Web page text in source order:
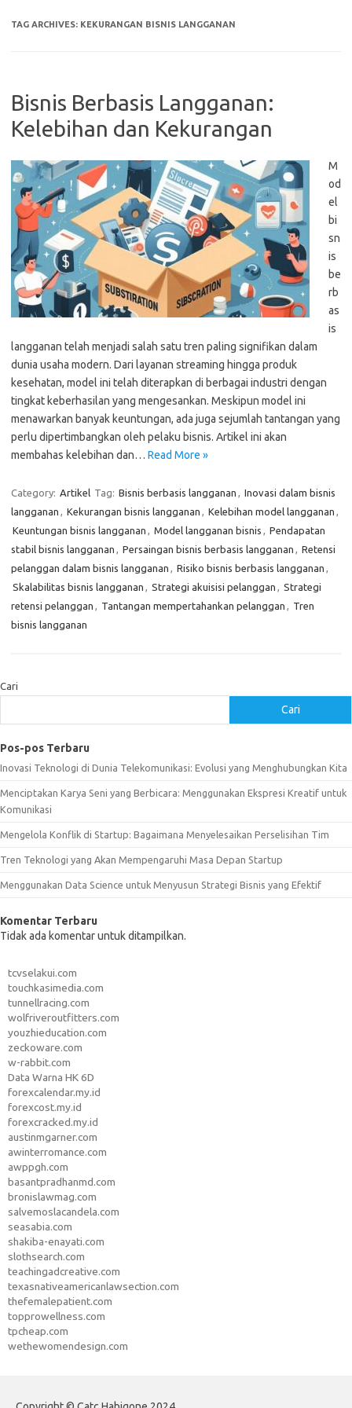
TAG ARCHIVES: KEKURANGAN BISNIS LANGGANAN
Bisnis Berbasis Langganan:
Kelebihan dan Kekurangan
M
od
el
bi
sn
is
be
rb
as
is
langganan telah menjadi salah satu tren paling signifikan dalam
dunia usaha modern. Dari layanan streaming hingga produk
kesehatan, model ini telah diterapkan di berbagai industri dengan
tingkat keberhasilan yang mengesankan. Meskipun model ini
menawarkan banyak keuntungan, ada juga sejumlah tantangan yang
perlu dipertimbangkan oleh pelaku bisnis. Artikel ini akan
membahas kelebihan dan… Read More »
Category: Artikel Tag: Bisnis berbasis langganan , Inovasi dalam bisnis
langganan , Kekurangan bisnis langganan , Kelebihan model langganan ,
Keuntungan bisnis langganan , Model langganan bisnis , Pendapatan
stabil bisnis langganan , Persaingan bisnis berbasis langganan , Retensi
pelanggan dalam bisnis langganan , Risiko bisnis berbasis langganan ,
Skalabilitas bisnis langganan , Strategi akuisisi pelanggan , Strategi
retensi pelanggan , Tantangan mempertahankan pelanggan , Tren
bisnis langganan
Cari
Cari
Pos-pos Terbaru
Inovasi Teknologi di Dunia Telekomunikasi: Evolusi yang Menghubungkan Kita
Menciptakan Karya Seni yang Berbicara: Menggunakan Ekspresi Kreatif untuk
Komunikasi
Mengelola Konflik di Startup: Bagaimana Menyelesaikan Perselisihan Tim
Tren Teknologi yang Akan Mempengaruhi Masa Depan Startup
Menggunakan Data Science untuk Menyusun Strategi Bisnis yang Efektif
Komentar Terbaru
Tidak ada komentar untuk ditampilkan.
tcvselakui.com
touchkasimedia.com
tunnellracing.com
wolfriveroutfitters.com
youzhieducation.com
zeckoware.com
w-rabbit.com
Data Warna HK 6D
forexcalendar.my.id
forexcost.my.id
forexcracked.my.id
austinmgarner.com
awinterromance.com
awppgh.com
basantpradhanmd.com
bronislawmag.com
salvemoslacandela.com
seasabia.com
shakiba-enayati.com
slothsearch.com
teachingadcreative.com
texasnativeamericanlawsection.com
thefemalepatient.com
topprowellness.com
tpcheap.com
wethewomendesign.com